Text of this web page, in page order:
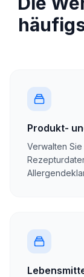
Produkt-
Verwalten